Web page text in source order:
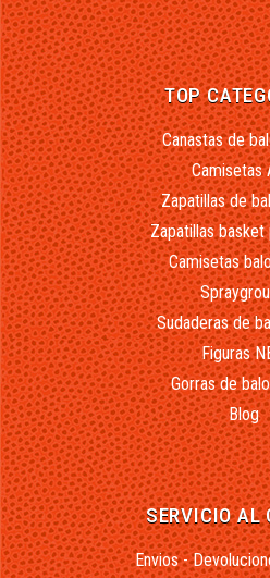
TOP
Canastas de
Camisetas
Zapatillas de
Zapatillas basket
Camisetas
Sudaderas de
Figuras
Gorras de
Blog
SERVICIO AL
Envios -